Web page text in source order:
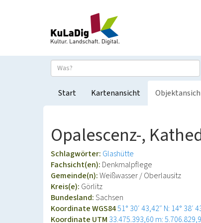
Start Kartenansicht
Opalescenz-,
Schlagwörter: Glashütte
Fachsicht(en): Denkmalpflege
Gemeinde(n):Weißwasser / Oberlausitz
Kreis(e): Görlitz
Bundesland:Sachsen
Koordinate WGS8451° 30′ 43,42″ N: 14° 38′
Koordinate UTM 33.475.393,60 m: